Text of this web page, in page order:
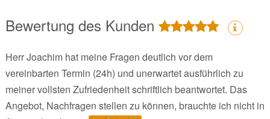
Bewertung des Kunden
Herr Joachim hat meine Fragen deutlich vor dem
vereinbarten Termin (24h) und unerwartet ausführlich zu
meiner vollsten Zufriedenheit schriftlich beantwortet. Das
Angebot, Nachfragen stellen zu können, brauchte ich nicht in